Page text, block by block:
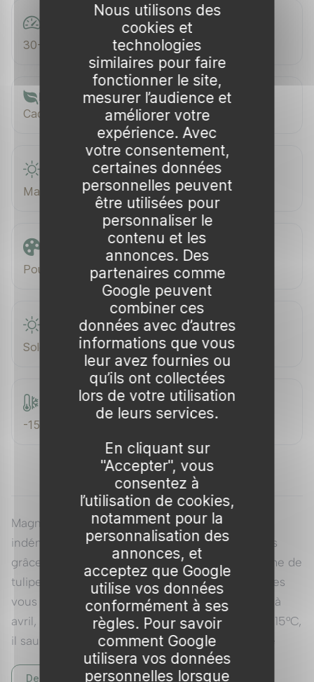
Vitesse de croissance
30-60 cm/an
Feuillage
Caduc
Mars–Avril
Couleur de floraison
Pourpre à rose pourpré
Exposition
Soleil / Mi-ombre
Rusticité
-15 °C
Magnolia 'Susan' est un petit arbre au charme
indéniable, idéal pour embellir les petits espaces
grâce à ses magnifiques fleurs pourpres en forme de
tulipe. Ce membre de la famille des Magnoliacées
vous séduira par sa floraison, qui a lieu de mars à
avril, et sa facilité d'entretien. Rustique jusqu'à -15°C,
il saura s'adapter à divers climats, apportant une
touche d'élégance à votre jardin.Voir tous nos
Description complète
Nous utilisons des
cookies et
technologies
similaires pour faire
fonctionner le site,
mesurer l’audience et
améliorer votre
expérience. Avec
votre consentement,
certaines données
personnelles peuvent
être utilisées pour
personnaliser le
contenu et les
annonces. Des
partenaires comme
Google peuvent
combiner ces
données avec d’autres
informations que vous
leur avez fournies ou
qu’ils ont collectées
lors de votre utilisation
de leurs services.
En cliquant sur
"Accepter", vous
consentez à
l’utilisation de cookies,
notamment pour la
personnalisation des
annonces, et
acceptez que Google
utilise vos données
conformément à ses
règles. Pour savoir
comment Google
utilisera vos données
personnelles lorsque